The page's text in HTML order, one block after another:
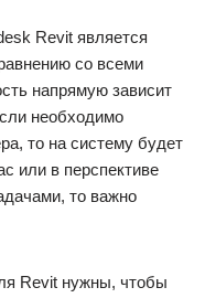
Revit является
со всеми
напрямую зависит
необходимо
то на систему будет
или в перспективе
то важно
Revit нужны, чтобы